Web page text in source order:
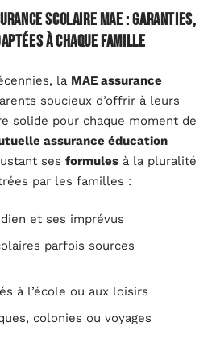
scolaire MAE : garanties,
à chaque famille
la MAE assurance
soucieux d’offrir à leurs
solide pour chaque moment de
assurance éducation
ses formules à la pluralité
par les familles :
et ses imprévus
parfois sources
à l’école ou aux loisirs
colonies ou voyages